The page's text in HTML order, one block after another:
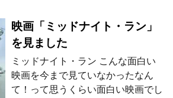
映画「ミッドナイト・ラン」
を見ました
ミッドナイト・ラン こんな面白い
映画を今まで見ていなかったなん
て！って思うくらい面白い映画でし